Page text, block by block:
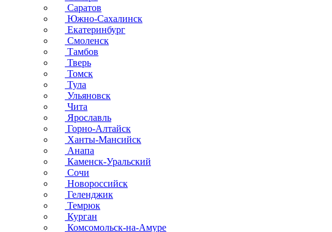
Саратов
Южно-Сахалинск
Екатеринбург
Смоленск
Тамбов
Тверь
Томск
Тула
Ульяновск
Чита
Ярославль
Горно-Алтайск
Ханты-Мансийск
Анапа
Каменск-Уральский
Сочи
Новороссийск
Геленджик
Темрюк
Курган
Комсомольск-на-Амуре